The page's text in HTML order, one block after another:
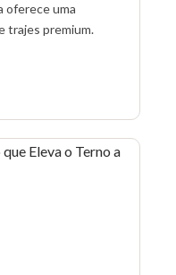
oferece uma
trajes premium.